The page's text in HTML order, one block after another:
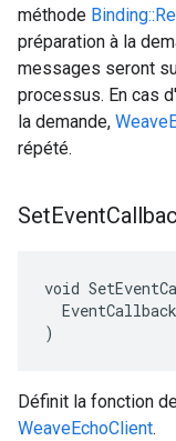
méthode
préparation à la
messages seront
processus. En cas
la demande,
répété.
SetEvent
void
)
Définit la fonction
WeaveEchoClient.